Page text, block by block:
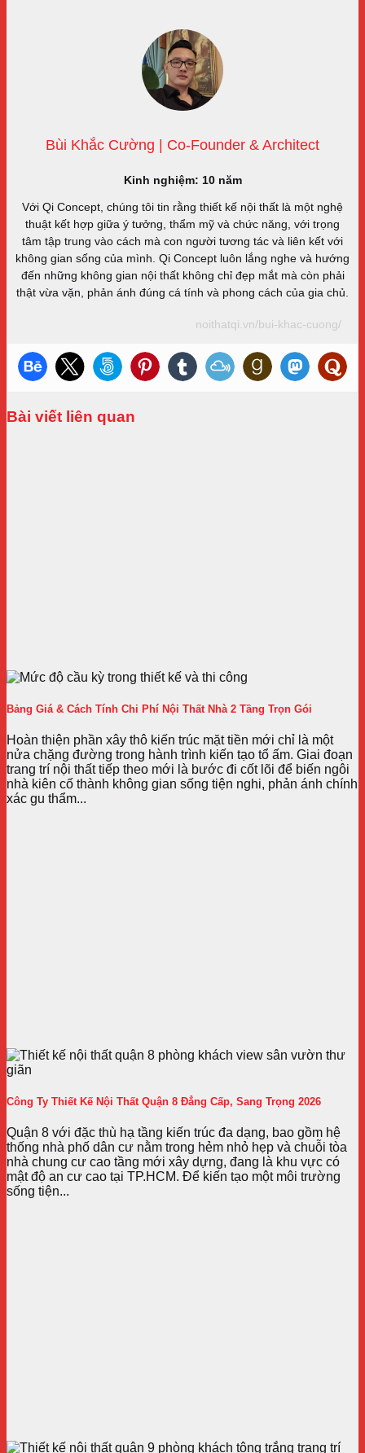
Bùi Khắc Cường | Co-Founder & Architect
Kinh nghiệm: 10 năm
Với Qi Concept, chúng tôi tin rằng thiết kế nội thất là một nghệ
thuật kết hợp giữa ý tưởng, thẩm mỹ và chức năng, với trọng
tâm tập trung vào cách mà con người tương tác và liên kết với
không gian sống của mình. Qi Concept luôn lắng nghe và hướng
đến những không gian nội thất không chỉ đẹp mắt mà còn phải
thật vừa vặn, phản ánh đúng cá tính và phong cách của gia chủ.
noithatqi.vn/bui-khac-cuong/
Bài viết liên quan
Bảng Giá & Cách Tính Chi Phí Nội Thất Nhà 2 Tầng Trọn Gói
Hoàn thiện phần xây thô kiến trúc mặt tiền mới chỉ là một
nửa chặng đường trong hành trình kiến tạo tổ ấm. Giai đoạn
trang trí nội thất tiếp theo mới là bước đi cốt lõi để biến ngôi
nhà kiên cố thành không gian sống tiện nghi, phản ánh chính
xác gu thẩm...
Công Ty Thiết Kế Nội Thất Quận 8 Đẳng Cấp, Sang Trọng 2026
Quận 8 với đặc thù hạ tầng kiến trúc đa dạng, bao gồm hệ
thống nhà phố dân cư nằm trong hẻm nhỏ hẹp và chuỗi tòa
nhà chung cư cao tầng mới xây dựng, đang là khu vực có
mật độ an cư cao tại TP.HCM. Để kiến tạo một môi trường
sống tiện...